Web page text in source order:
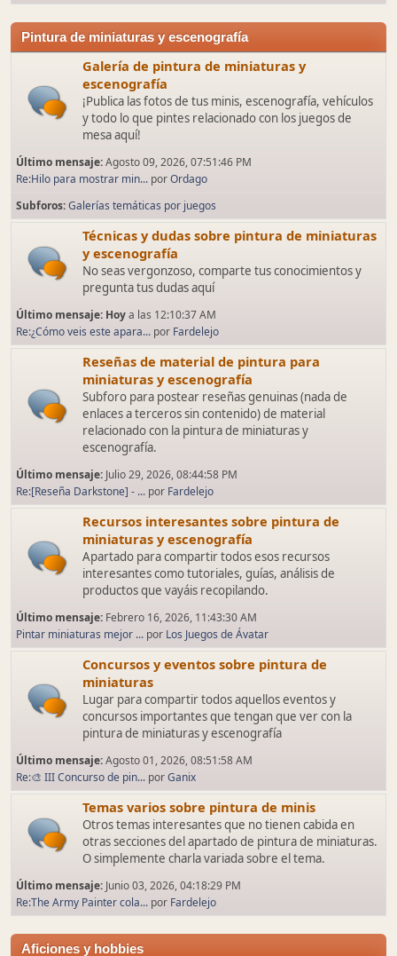
Pintura de miniaturas y escenografía
Galería de pintura de miniaturas y
escenografía
¡Publica las fotos de tus minis, escenografía, vehículos
y todo lo que pintes relacionado con los juegos de
mesa aquí!
Último mensaje:Agosto 09, 2026, 07:51:46 PM
Re:Hilo para mostrar min... porOrdago
Subforos Galerías temáticas por juegos
Técnicas y dudas sobre pintura de miniaturas
y escenografía
No seas vergonzoso, comparte tus conocimientos y
pregunta tus dudas aquí
Último mensaje: Hoya las 12:10:37 AM
Re:¿Cómo veis este apara... por Fardelejo
Reseñas de material de pintura para
miniaturas y escenografía
Subforo para postear reseñas genuinas (nada de
enlaces a terceros sin contenido) de material
relacionado con la pintura de miniaturas y
escenografía.
Último mensaje: Julio 29, 2026, 08:44:58 PM
Re:[Reseña Darkstone] - ... por Fardelejo
Recursos interesantes sobre pintura de
miniaturas y escenografía
Apartado para compartir todos esos recursos
interesantes como tutoriales, guías, análisis de
productos que vayáis recopilando.
Último mensaje: Febrero 16, 2026, 11:43:30 AM
Pintar miniaturas mejor ... por Los Juegos de Ávatar
Concursos y eventos sobre pintura de
miniaturas
Lugar para compartir todos aquellos eventos y
concursos importantes que tengan que ver con la
pintura de miniaturas y escenografía
Último mensaje:Agosto 01, 2026, 08:51:58 AM
Re:🎨 III Concurso de pin... porGanix
Temas varios sobre pintura de minis
Otros temas interesantes que no tienen cabida en
otras secciones del apartado de pintura de miniaturas.
O simplemente charla variada sobre el tema.
Último mensaje: Junio 03, 2026, 04:18:29 PM
Re:The Army Painter cola... por Fardelejo
Aficiones y hobbies